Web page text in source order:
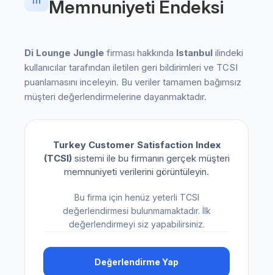
Memnuniyeti Endeksi
Di Lounge Jungle firması hakkında Istanbul ilindeki
kullanıcılar tarafından iletilen geri bildirimleri ve TCSI
puanlamasını inceleyin. Bu veriler tamamen bağımsız
müşteri değerlendirmelerine dayanmaktadır.
Turkey Customer Satisfaction Index
(TCSI)sistemi ile bu firmanın gerçek müşteri
memnuniyeti verilerini görüntüleyin.
Bu firma için henüz yeterli TCSI
değerlendirmesi bulunmamaktadır. İlk
değerlendirmeyi siz yapabilirsiniz.
Değerlendirme Yap